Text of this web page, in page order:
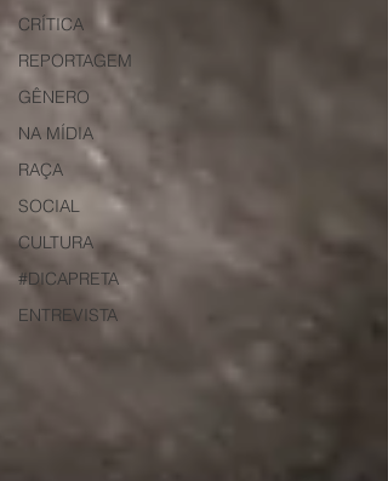
CRÍTICA
REPORTAGEM
GÊNERO
NA MÍDIA
RAÇA
SOCIAL
CULTURA
#DICAPRETA
ENTREVISTA